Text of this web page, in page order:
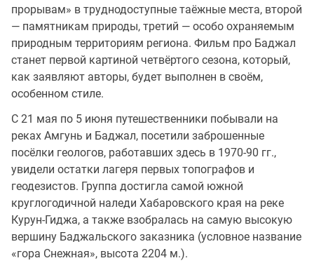
прорывам» в труднодоступные таёжные места, второй
— памятникам природы, третий — особо охраняемым
природным территориям региона. Фильм про Баджал
станет первой картиной четвёртого сезона, который,
как заявляют авторы, будет выполнен в своём,
особенном стиле.
С 21 мая по 5 июня путешественники побывали на
реках Амгунь и Баджал, посетили заброшенные
посёлки геологов, работавших здесь в 1970-90 гг.,
увидели остатки лагеря первых топографов и
геодезистов. Группа достигла самой южной
круглогодичной наледи Хабаровского края на реке
Курун-Гиджа, а также взобралась на самую высокую
вершину Баджальского заказника (условное название
«гора Снежная», высота 2204 м.).